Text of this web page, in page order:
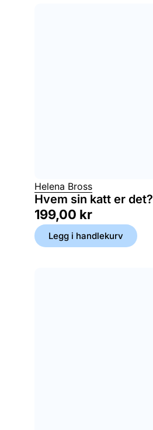
Helena Bross
Hvem sin katt er det?
199,00 kr
Legg i handlekurv